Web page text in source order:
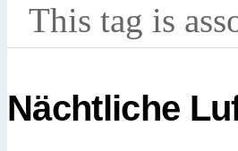
This tag is
Nächtliche